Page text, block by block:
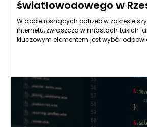
światłowodowego w
W dobie rosnących potrzeb w zakresie
internetu, zwłaszcza w miastach takich
kluczowym elementem jest wybór
zainteresowaniem, jednak to, jak
funkcji, jakie oferuje router. Dostęp do
gwarancja dużych prędkości, ale aby
potencjał, konieczne jest posiadanie
prędkości obsłużyć. Warto zwrócić
funkcji routera, które mogą znacząco
stabilność połączenia.